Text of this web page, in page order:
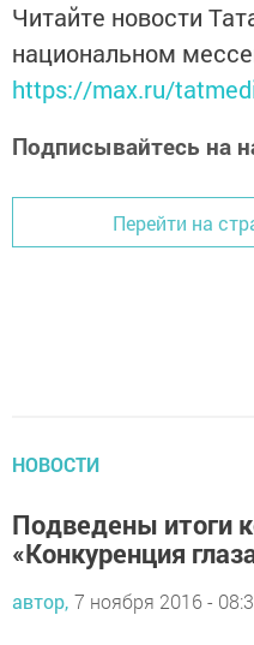
Читайте новости
национальном
https://max.ru/
Подписывайтесь на
Перейти на
НОВОСТИ
Подведены итоги
«Конкуренция
автор, 7 ноября 2016 -